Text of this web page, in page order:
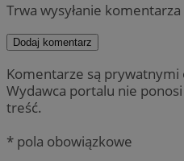
Trwa wysyłanie komentarza
Dodaj komentarz
Komentarze są
Wydawca portalu nie
treść.
* pola obowiązkowe